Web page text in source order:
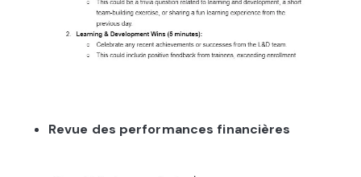
Revue des performances financières